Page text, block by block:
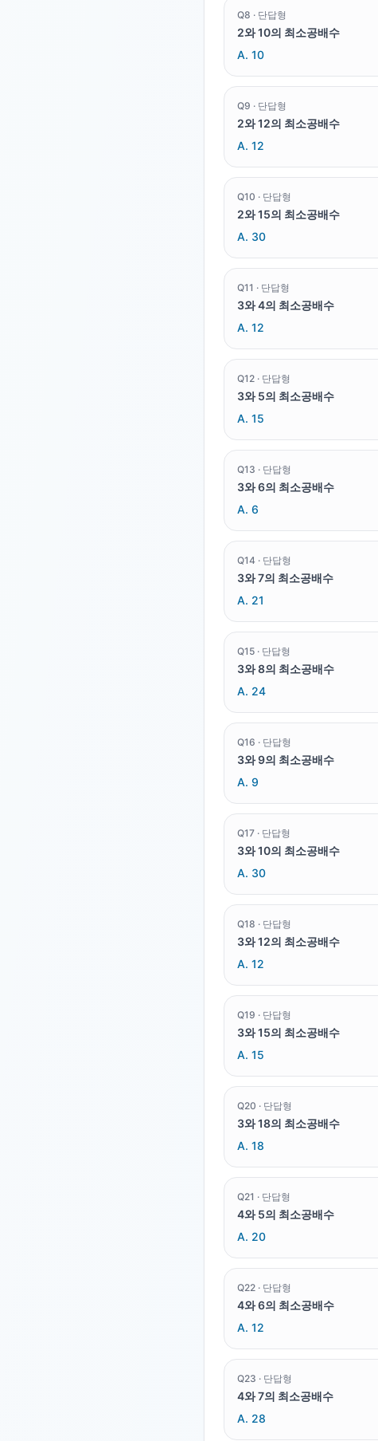
Q8 · 단답형
2와 10의 최소공배수
A. 10
Q9 · 단답형
2와 12의 최소공배수
A. 12
Q10 · 단답형
2와 15의 최소공배수
A. 30
Q11 · 단답형
3와 4의 최소공배수
A. 12
Q12 · 단답형
3와 5의 최소공배수
A. 15
Q13 · 단답형
3와 6의 최소공배수
A. 6
Q14 · 단답형
3와 7의 최소공배수
A. 21
Q15 · 단답형
3와 8의 최소공배수
A. 24
Q16 · 단답형
3와 9의 최소공배수
A. 9
Q17 · 단답형
3와 10의 최소공배수
A. 30
Q18 · 단답형
3와 12의 최소공배수
A. 12
Q19 · 단답형
3와 15의 최소공배수
A. 15
Q20 · 단답형
3와 18의 최소공배수
A. 18
Q21 · 단답형
4와 5의 최소공배수
A. 20
Q22 · 단답형
4와 6의 최소공배수
A. 12
Q23 · 단답형
4와 7의 최소공배수
A. 28